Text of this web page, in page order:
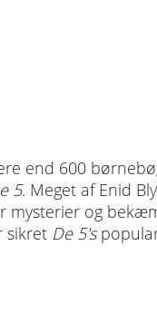
end 600
5. Meget af Enid
mysterier og
sikret De 5's